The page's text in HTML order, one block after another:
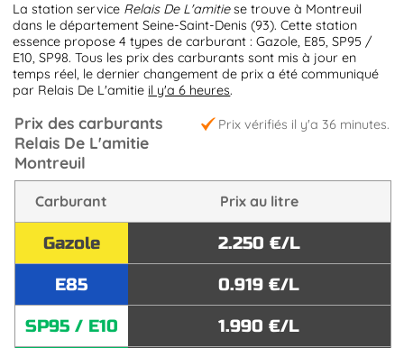
La station service Relais De L'amitiese trouve à Montreuil
dans le département Seine-Saint-Denis (93). Cette station
essence propose 4 types de carburant : Gazole, E85, SP95 /
E10, SP98. Tous les prix des carburants sont mis à jour en
temps réel, le dernier changement de prix a été communiqué
par Relais De L'amitie il y'a 6 heures.
Prix vérifiés il y'a 36 minutes.
Prix des carburants
Relais De L'amitie
Montreuil
Carburant Prix au litre
Gazole
2.250 €/L
E85
0.919 €/L
SP95 / E10
1.990 €/L